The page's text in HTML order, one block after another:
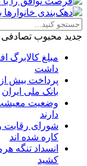
جدید محبوب تصادفی
مبلغ کالابرگ
داشت
بانک ملی ایران
وضعیت معیشت
دارند
شورای رقابت
کاره شده اند
انسداد تنگه
کشید